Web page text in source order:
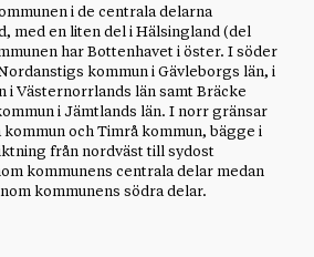
i de centrala delarna
med en liten del i Hälsingland (del
har Bottenhavet i öster. I söder
kommun i Gävleborgs län, i
i Västernorrlands län samt Bräcke
i Jämtlands län. I norr gränsar
och Timrå kommun, bägge i
från nordväst till sydost
kommunens centrala delar medan
kommunens södra delar.